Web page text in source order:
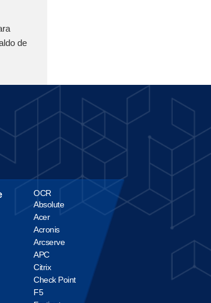
de
OCR
Absolute
Acer
Acronis
Arcserve
APC
Citrix
Check Point
F5